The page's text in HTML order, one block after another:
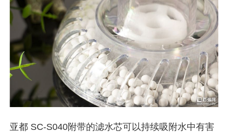
亚都 SC-S040附带的滤水芯可以持续吸附水中有害